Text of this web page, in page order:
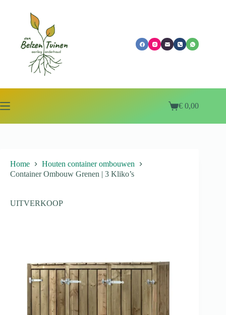
€ 0,00
Home
Houten container ombouwen
Container Ombouw Grenen | 3 Kliko’s
UITVERKOOP